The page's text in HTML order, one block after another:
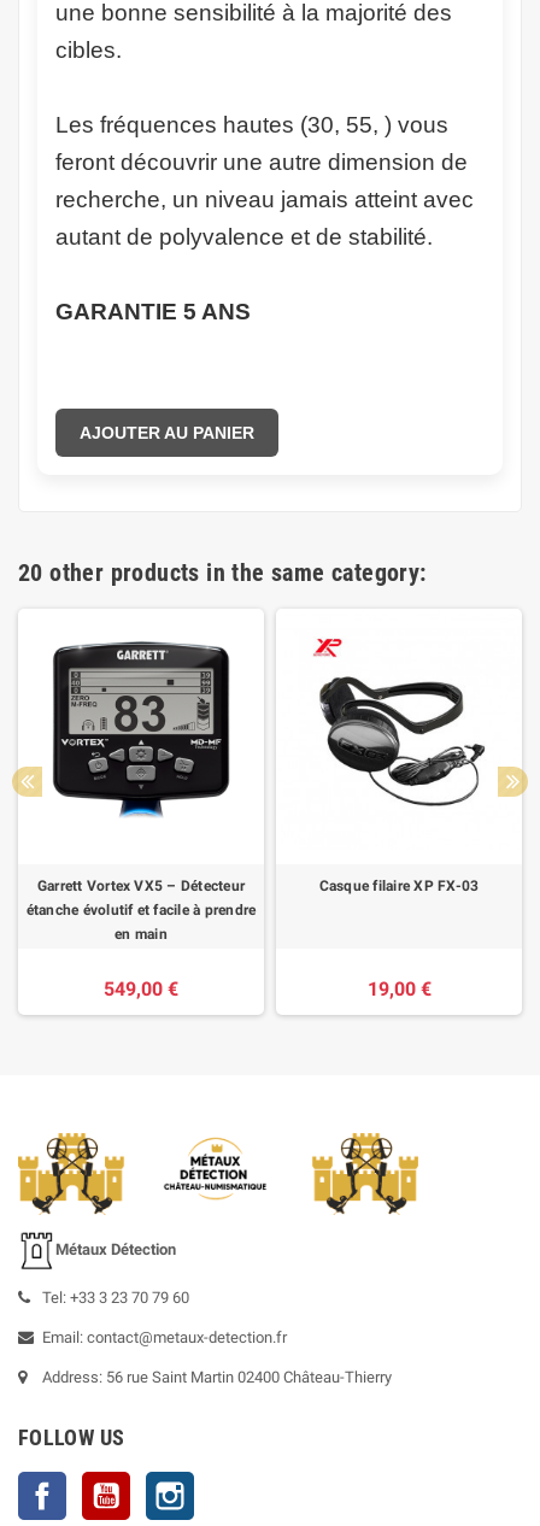
une bonne sensibilité à la majorité des
cibles.
Les fréquences hautes (30, 55, ) vous
feront découvrir une autre dimension de
recherche, un niveau jamais atteint avec
autant de polyvalence et de stabilité.
GARANTIE 5 ANS
AJOUTER AU PANIER
20 other products in the same category:
Garrett Vortex VX5 – Détecteur
étanche évolutif et facile à prendre
en main
549,00 €
Casque filaire XP FX-03
19,00 €
Métaux Détection
Tel: +33 3 23 70 79 60
Email: contact@metaux-detection.fr
Address: 56 rue Saint Martin 02400 Château-Thierry
FOLLOW US
Facebook YouTube